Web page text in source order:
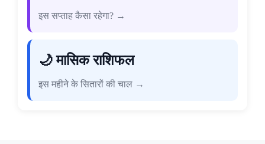
इस सप्ताह कैसा रहेगा? →
🌙 मासिक राशिफल
इस महीने के सितारों की चाल →